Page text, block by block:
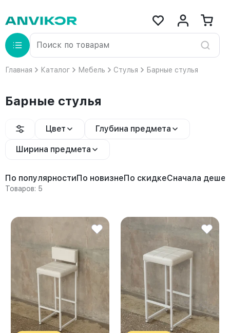
Главная Каталог Мебель Стулья Барные стулья
Барные стулья
Цвет Глубина предмета
Ширина предмета
По популярностиПо новизнеПо скидкеСначала
Товаров: 5